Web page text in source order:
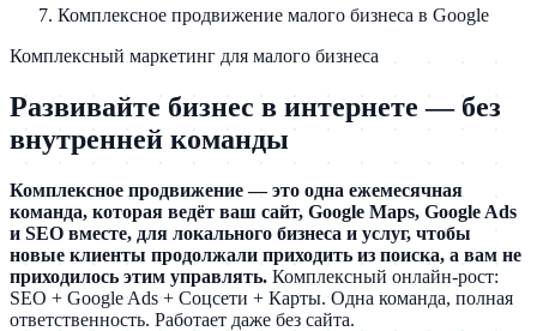
Комплексное продвижение малого бизнеса в Google
Комплексный маркетинг для малого бизнеса
Развивайте бизнес в интернете — без
внутренней команды
Комплексное продвижение — это одна ежемесячная
команда, которая ведёт ваш сайт, Google Maps, Google Ads
и SEO вместе, для локального бизнеса и услуг, чтобы
новые клиенты продолжали приходить из поиска, а вам не
приходилось этим управлять. Комплексный онлайн-рост:
SEO + Google Ads + Соцсети + Карты. Одна команда, полная
ответственность. Работает даже без сайта.